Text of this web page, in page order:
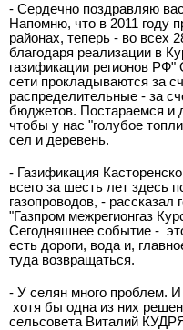
- Сердечно поздравляю
Напомню, что в 2011 году
районах, теперь - во всех
благодаря реализации в
газификации регионов
сети прокладываются за
распределительные - за
бюджетов. Постараемся и
чтобы у нас "голубое
сел и деревень.
- Газификация
всего за шесть лет здесь
газопроводов, -
"Газпром межрегионгаз
Сегодняшнее событие -
есть дороги, вода и,
туда возвращаться.
- У селян много проблем. И
хотя бы одна из них
сельсовета Виталий